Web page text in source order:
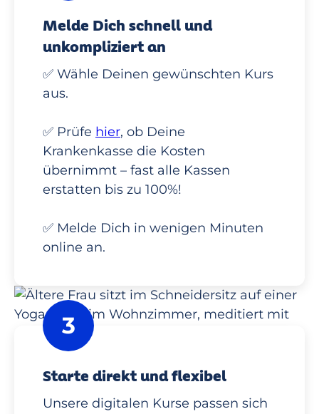
Melde Dich schnell und
unkompliziert an
✅ Wähle Deinen gewünschten Kurs
aus.
✅ Prüfe hier, ob Deine
Krankenkasse die Kosten
übernimmt – fast alle Kassen
erstatten bis zu 100%!
✅ Melde Dich in wenigen Minuten
online an.
3
Starte direkt und flexibel
Unsere digitalen Kurse passen sich